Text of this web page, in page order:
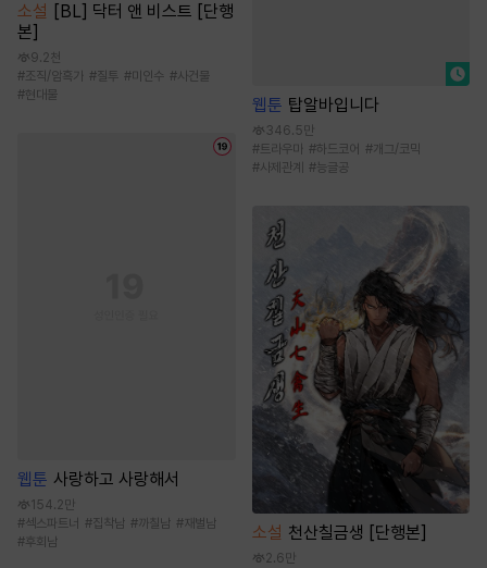
소설
[BL] 닥터 앤 비스트 [단행
본]
9.2천
#조직/암흑가 #질투 #미인수 #사건물
#현대물
웹툰 사랑하고 사랑해서
154.2만
#섹스파트너 #집착남 #까칠남 # 재벌남
#후회남
웹툰 탑알바입니다
346.5만
#트라우마 #하드코어 #개그/코믹
#사제관계 #능글공
소설 천산칠금생 [단행본]
2.6만